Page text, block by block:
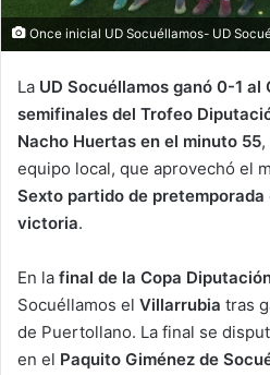
Once inicial UD Socuéllamos- UD
La UD Socuéllamos ganó 0-1
semifinales del Trofeo
Nacho Huertas en el minuto 55
equipo local, que aprovechó el
Sexto partido de pretemporada
victoria.
En la final de la Copa
Socuéllamos el Villarrubia tras
de Puertollano. La final se
en el Paquito Giménez de